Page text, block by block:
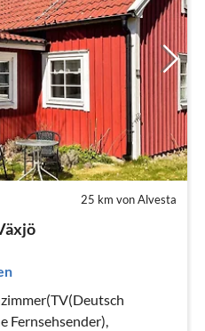
25 km von Alvesta
Fernsehsender),